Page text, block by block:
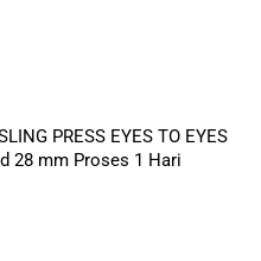
PRESS EYES TO EYES
28 mm Proses 1 Hari